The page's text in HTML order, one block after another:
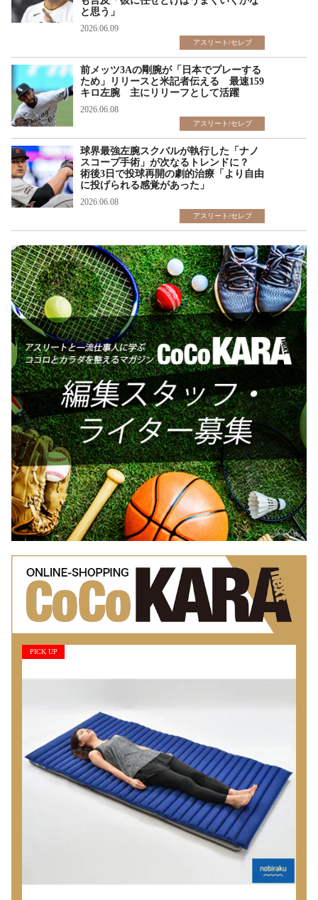
と思う」
2026.06.09
アスリート/セレブ
前メッツ3Aの剛腕が「日本でプレーする
ため」リリースと米記者伝える 最速159
キロ左腕 主にリリーフとして活躍
2026.06.08
アスリート/セレブ
球界最強左腕スクバルが執行した「ナノ
スコープ手術」が次なるトレンドに？
術後3日で投球再開の劇的治療「より自由
に投げられる感覚があった」
2026.06.08
アスリート/セレブ
PICK UP